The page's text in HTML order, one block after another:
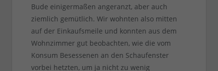
Bude einigermaßen angeranzt, aber auch
ziemlich gemütlich. Wir wohnten also mitten
auf der Einkaufsmeile und konnten aus dem
Wohnzimmer gut beobachten, wie die vom
Konsum Besessenen an den Schaufenster
vorbei hetzten, um ja nicht zu wenig